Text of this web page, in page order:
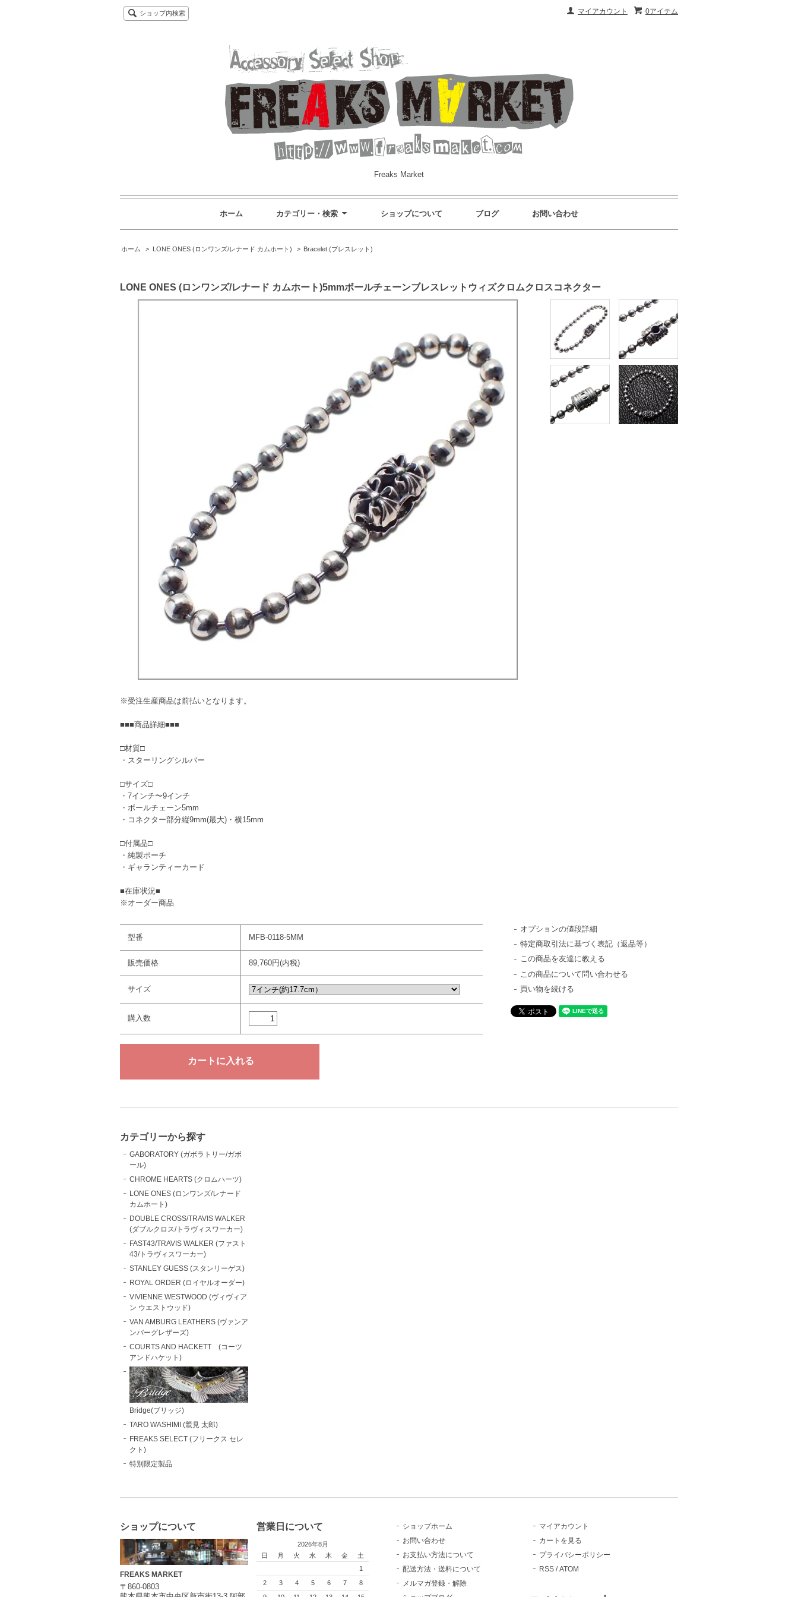
0アイテム
マイアカウント
ショップ内検索
Freaks Market
ホーム カテゴリー・検索 ショップについて ブログ お問い合わせ
ホーム > LONE ONES (ロンワンズ/レナード カムホート) > Bracelet (ブレスレット)
LONE ONES (ロンワンズ/レナード カムホート)5mmボールチェーンブレスレットウィズクロムクロスコネクター
※受注生産商品は前払いとなります。
■■■商品詳細■■■
□材質□
・スターリングシルバー
□サイズ□
・7インチ〜9インチ
・ボールチェーン5mm
・コネクター部分縦9mm(最大)・横15mm
□付属品□
・純製ポーチ
・ギャランティーカード
■在庫状況■
※オーダー商品
型番 MFB-0118-5MM
販売価格 89,760円(内税)
サイズ
購入数
オプションの値段詳細
特定商取引法に基づく表記（返品等）
この商品を友達に教える
この商品について問い合わせる
買い物を続ける
カテゴリーから探す
GABORATORY (ガボラトリー/ガボ
ール)
CHROME HEARTS (クロムハーツ)
LONE ONES (ロンワンズ/レナード
カムホート)
DOUBLE CROSS/TRAVIS WALKER
(ダブルクロス/トラヴィスワーカー)
FAST43/TRAVIS WALKER (ファスト
43/トラヴィスワーカー)
STANLEY GUESS (スタンリーゲス)
ROYAL ORDER (ロイヤルオーダー)
VIVIENNE WESTWOOD (ヴィヴィア
ン ウエストウッド)
VAN AMBURG LEATHERS (ヴァンア
ンバーグレザーズ)
COURTS AND HACKETT (コーツ
アンドハケット)
Bridge(ブリッジ)
TARO WASHIMI (鷲見 太郎)
FREAKS SELECT (フリークス セレ
クト)
特別限定製品
ショップについて
FREAKS MARKET
〒860-0803
営業日について
2026年8月
日
月 火 水 木 金
土
1
2
3 4 5 6 7
8
ショップホーム
お問い合わせ
お支払い方法について
配送方法・送料について
メルマガ登録・解除
マイアカウント
カートを見る
プライバシーポリシー
RSS /ATOM